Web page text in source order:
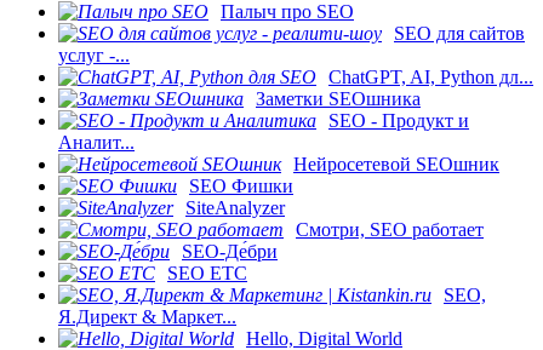
Палыч про SEO
SEO для сайтов
услуг -...
ChatGPT, AI, Python дл...
Заметки SEOшника
SEO - Продукт и
Аналит...
Нейросетевой SEOшник
SEO Фишки
SiteAnalyzer
Смотри, SEO работает
SEO-Де́бри
SEO ETC
SEO,
Я.Директ & Маркет...
Hello, Digital World